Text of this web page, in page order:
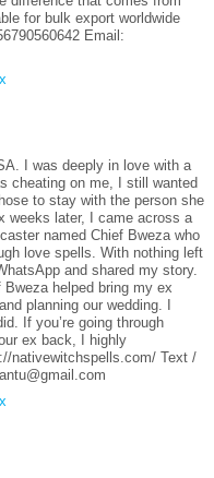
for bulk export worldwide
Email:
I was deeply in love with a
cheating on me, I still wanted
to stay with the person she
weeks later, I came across a
named Chief Bweza who
love spells. With nothing left
and shared my story.
helped bring my ex
planning our wedding. I
If you’re going through
ex back, I highly
nativewitchspells.com/ Text /